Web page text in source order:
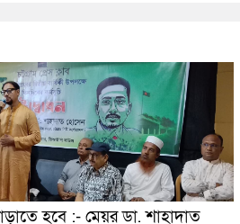
হবে :- মেয়র ডা. শাহাদাত